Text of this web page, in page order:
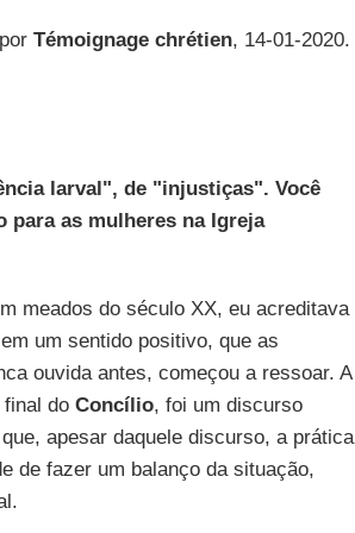
Témoignage chrétien, 14-01-2020.
larval", de "injustiças". Você
para as mulheres na Igreja
meados do século XX, eu acreditava
um sentido positivo, que as
ouvida antes, começou a ressoar. A
final do Concílio, foi um discurso
apesar daquele discurso, a prática
de fazer um balanço da situação,